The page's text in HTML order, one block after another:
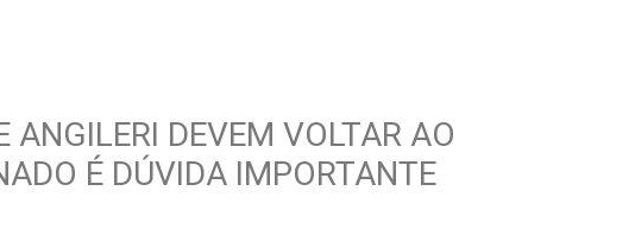
ANGILERI DEVEM VOLTAR AO
É DÚVIDA IMPORTANTE